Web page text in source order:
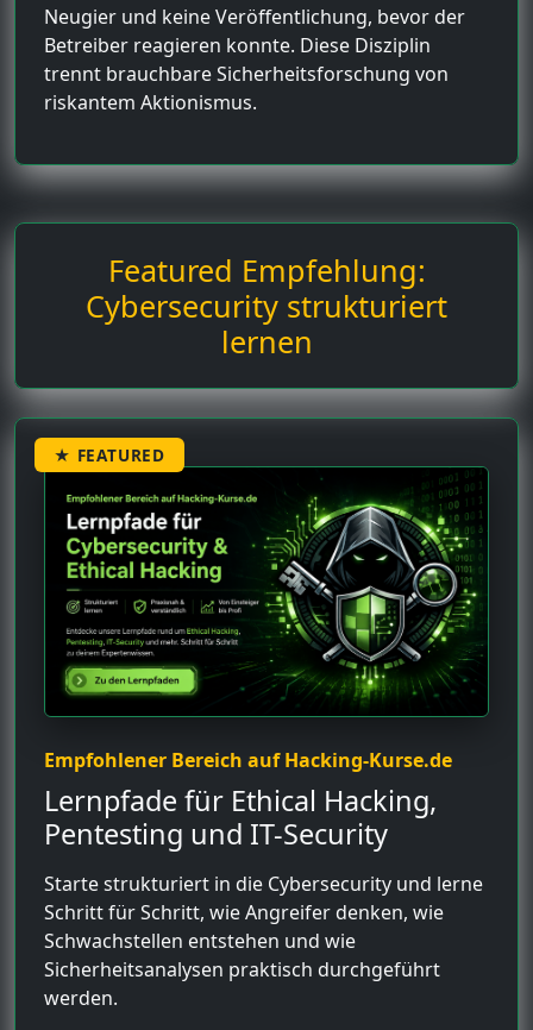
Neugier und keine Veröffentlichung, bevor der
Betreiber reagieren konnte. Diese Disziplin
trennt brauchbare Sicherheitsforschung von
riskantem Aktionismus.
Featured Empfehlung:
Cybersecurity strukturiert
lernen
★ FEATURED
Empfohlener Bereich auf Hacking-Kurse.de
Lernpfade für Ethical Hacking,
Pentesting und IT-Security
Starte strukturiert in die Cybersecurity und lerne
Schritt für Schritt, wie Angreifer denken, wie
Schwachstellen entstehen und wie
Sicherheitsanalysen praktisch durchgeführt
werden.